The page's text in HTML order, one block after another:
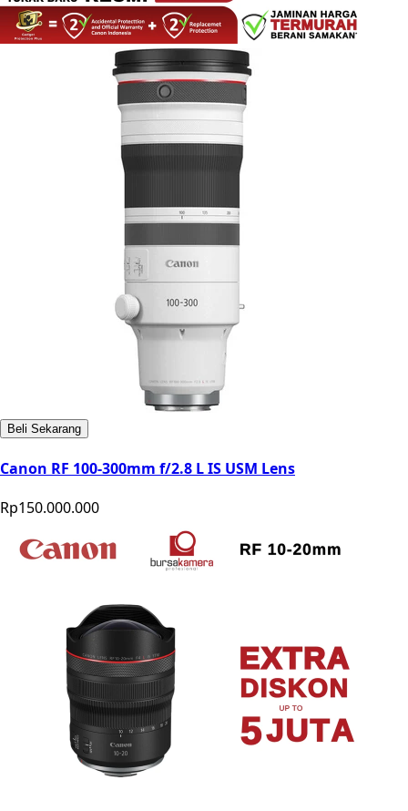
Beli Sekarang
Canon RF 100-300mm f/2.8 L IS USM Lens
Rp150.000.000